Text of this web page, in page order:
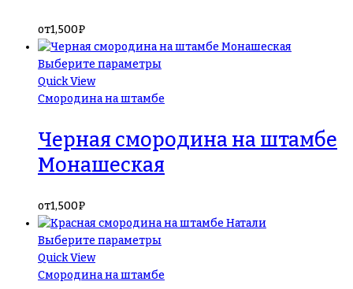
от1,500₽
Выберите параметры
Quick View
Смородина на штамбе
Черная смородина на штамбе
Монашеская
от1,500₽
Выберите параметры
Quick View
Смородина на штамбе